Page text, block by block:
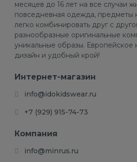
месяцев до 16 лет на все случаи
повседневная одежда, предметы
легко комбинировать друг с
разнообразные оригинальные
уникальные образы. Европейское
дизайн и удобный крой!
Интернет-магазин
info@idokidswear.ru
+7 (929) 915-74-73
Компания
info@minrus.ru